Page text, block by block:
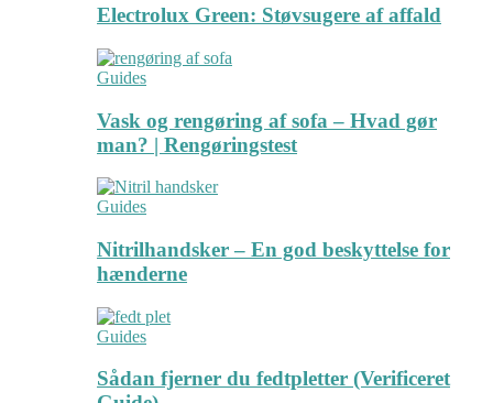
Electrolux Green: Støvsugere af affald
Guides
Vask og rengøring af sofa – Hvad gør
man? | Rengøringstest
Guides
Nitrilhandsker – En god beskyttelse for
hænderne
Guides
Sådan fjerner du fedtpletter (Verificeret